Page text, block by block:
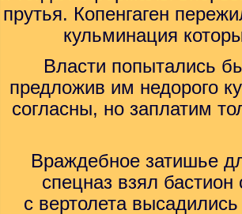
прутья. Копенгаген
кульминация
Власти попытались
предложив им недорого
согласны, но заплатим
Враждебное затишье
спецназ взял
с вертолета